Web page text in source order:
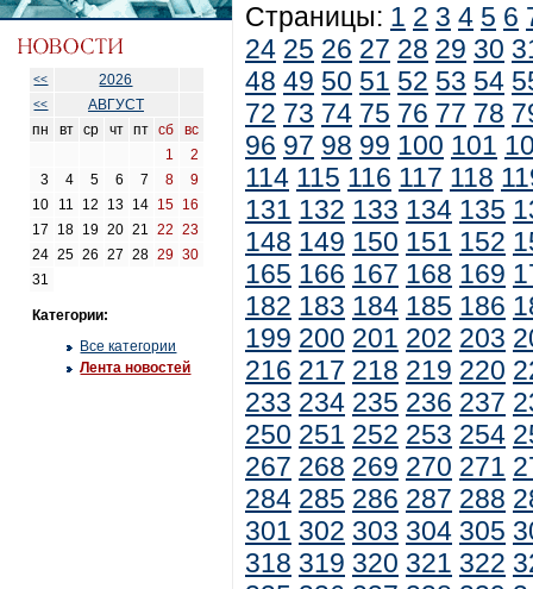
<< 2026
<<
АВГУСТ
пн
вт ср чт пт сб
вс
1
2
3
4 5 6 7 8
9
10
11 12 13 14 15 16
17
18 19 20 21 22
23
24 25 26 27 28 29 30
31
Категории:
Все категории
Лента новостей
Страницы: 1 2 3 4 5 6
24 25 26 27 28 29 30
48 49 50 51 52 53 54
72 73 74 75 76 77 78
96 97 98 99 100 101
114 115 116 117 118
131 132 133 134 135
148 149 150 151 152
165 166 167 168 169
182 183 184 185 186
199 200 201 202 203
216 217 218 219 220
233 234 235 236 237
250 251 252 253 254
267 268 269 270 271
284 285 286 287 288
301 302 303 304 305
318 319 320 321 322